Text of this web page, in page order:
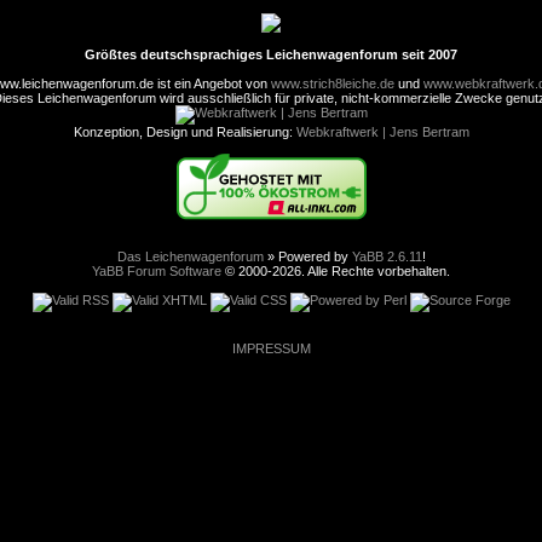
Größtes deutschsprachiges Leichenwagenforum seit 2007
ist ein Angebot von www.strich8leiche.deund
Leichenwagenforum wird ausschließlich für private, nicht-kommerzielle Zwecke
Konzeption, Design und Realisierung: Webkraftwerk | Jens Bertram
Das Leichenwagenforum» Powered by YaBB 2.6.11 !
YaBB Forum Software © 2000-2026. Alle Rechte vorbehalten.
IMPRESSUM